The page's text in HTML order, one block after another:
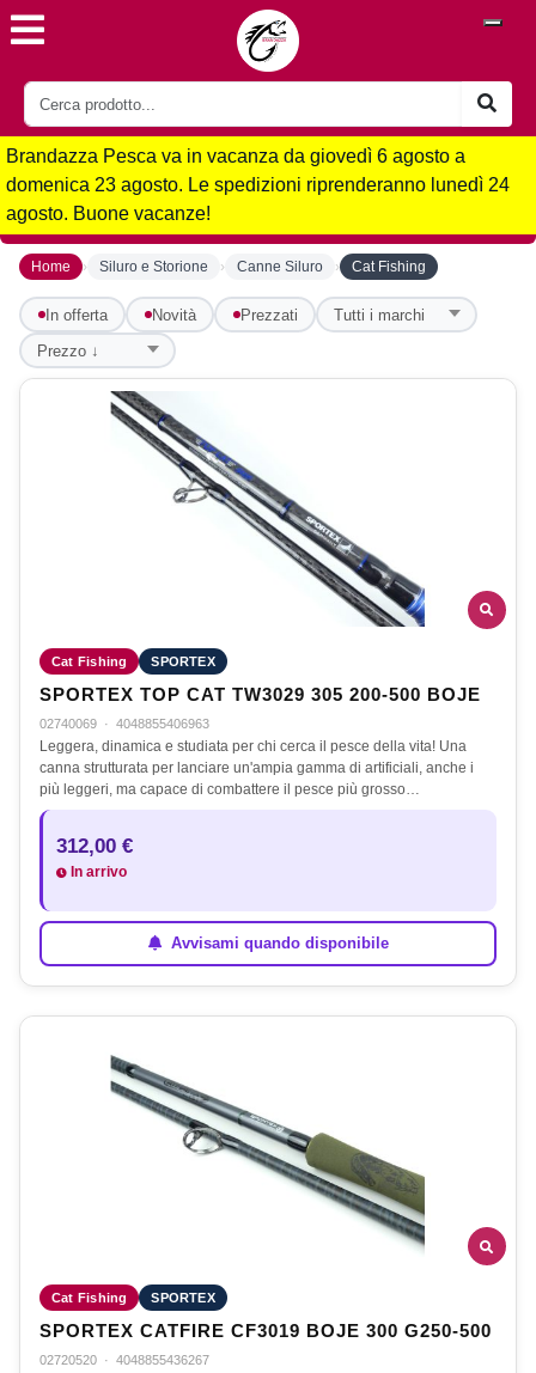
Brandazza Pesca va in vacanza da giovedì 6 agosto a
domenica 23 agosto. Le spedizioni riprenderanno lunedì 24
agosto. Buone vacanze!
Home › Siluro e Storione › Canne Siluro › Cat Fishing
In offerta Novità Prezzati
Cat Fishing SPORTEX
SPORTEX TOP CAT TW3029 305 200-500 BOJE
02740069 · 4048855406963
Leggera, dinamica e studiata per chi cerca il pesce della vita! Una
canna strutturata per lanciare un'ampia gamma di artificiali, anche i
più leggeri, ma capace di combattere il pesce più grosso…
312,00 €
In arrivo
Avvisami quando disponibile
Cat Fishing SPORTEX
SPORTEX CATFIRE CF3019 BOJE 300 G250-500
02720520 · 4048855436267